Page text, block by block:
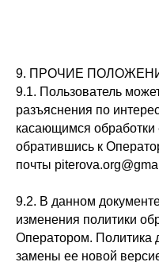
9. ПРОЧИЕ
9.1. Пользователь
разъяснения по
касающимся
обратившись к
почты
9.2. В данном
изменения политики
Оператором. Политика
замены ее новой